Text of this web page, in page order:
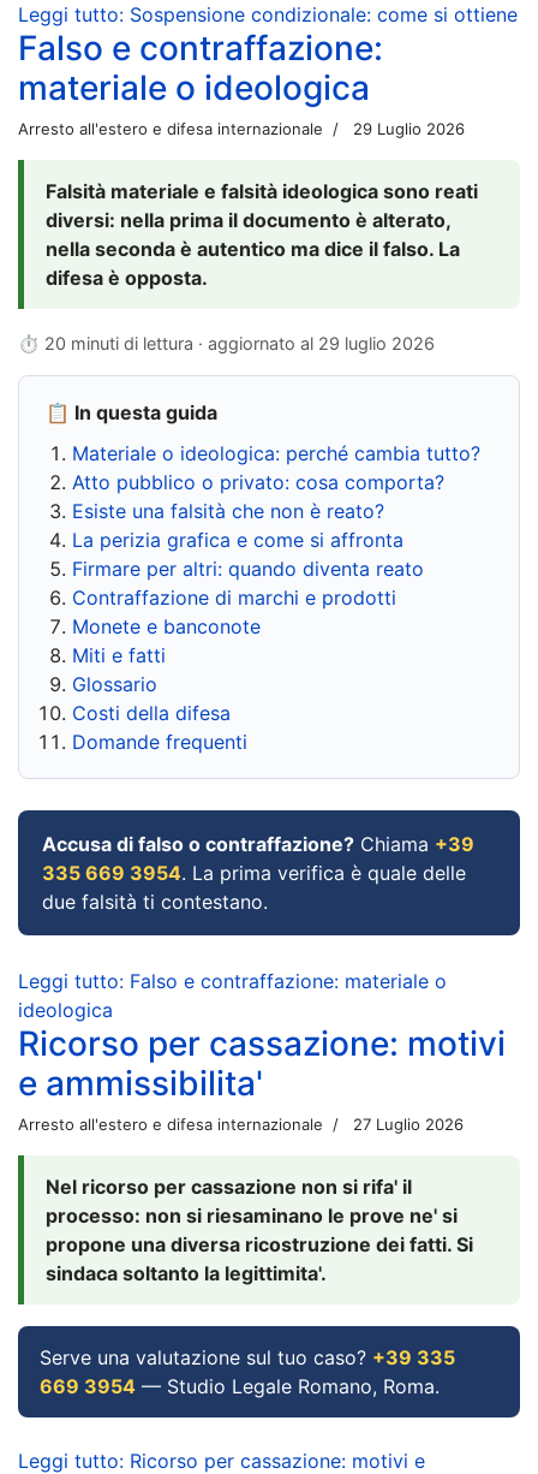
Leggi tutto: Sospensione condizionale: come si ottiene
Falso e contraffazione:
materiale o ideologica
Arresto all'estero e difesa internazionale 29 Luglio 2026
Falsità materiale e falsità ideologica sono reati
diversi: nella prima il documento è alterato,
nella seconda è autentico ma dice il falso. La
difesa è opposta.
⏱ 20 minuti di lettura · aggiornato al 29 luglio 2026
📋 In questa guida
Materiale o ideologica: perché cambia tutto?
Atto pubblico o privato: cosa comporta?
Esiste una falsità che non è reato?
La perizia grafica e come si affronta
Firmare per altri: quando diventa reato
Contraffazione di marchi e prodotti
Monete e banconote
Miti e fatti
Glossario
Costi della difesa
Domande frequenti
Accusa di falso o contraffazione? Chiama +39
335 669 3954. La prima verifica è quale delle
due falsità ti contestano.
Leggi tutto: Falso e contraffazione: materiale o
ideologica
Ricorso per cassazione: motivi
e ammissibilita'
Arresto all'estero e difesa internazionale 27 Luglio 2026
Nel ricorso per cassazione non si rifa' il
processo: non si riesaminano le prove ne' si
propone una diversa ricostruzione dei fatti. Si
sindaca soltanto la legittimita'.
Serve una valutazione sul tuo caso? +39 335
669 3954 — Studio Legale Romano, Roma.
Leggi tutto: Ricorso per cassazione: motivi e